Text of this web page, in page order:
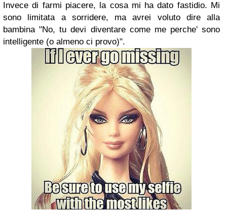
Invece di farmi piacere, la cosa mi ha dato fastidio. Mi
sono limitata a sorridere, ma avrei voluto dire alla
bambina "No, tu devi diventare come me perche' sono
intelligente (o almeno ci provo)".